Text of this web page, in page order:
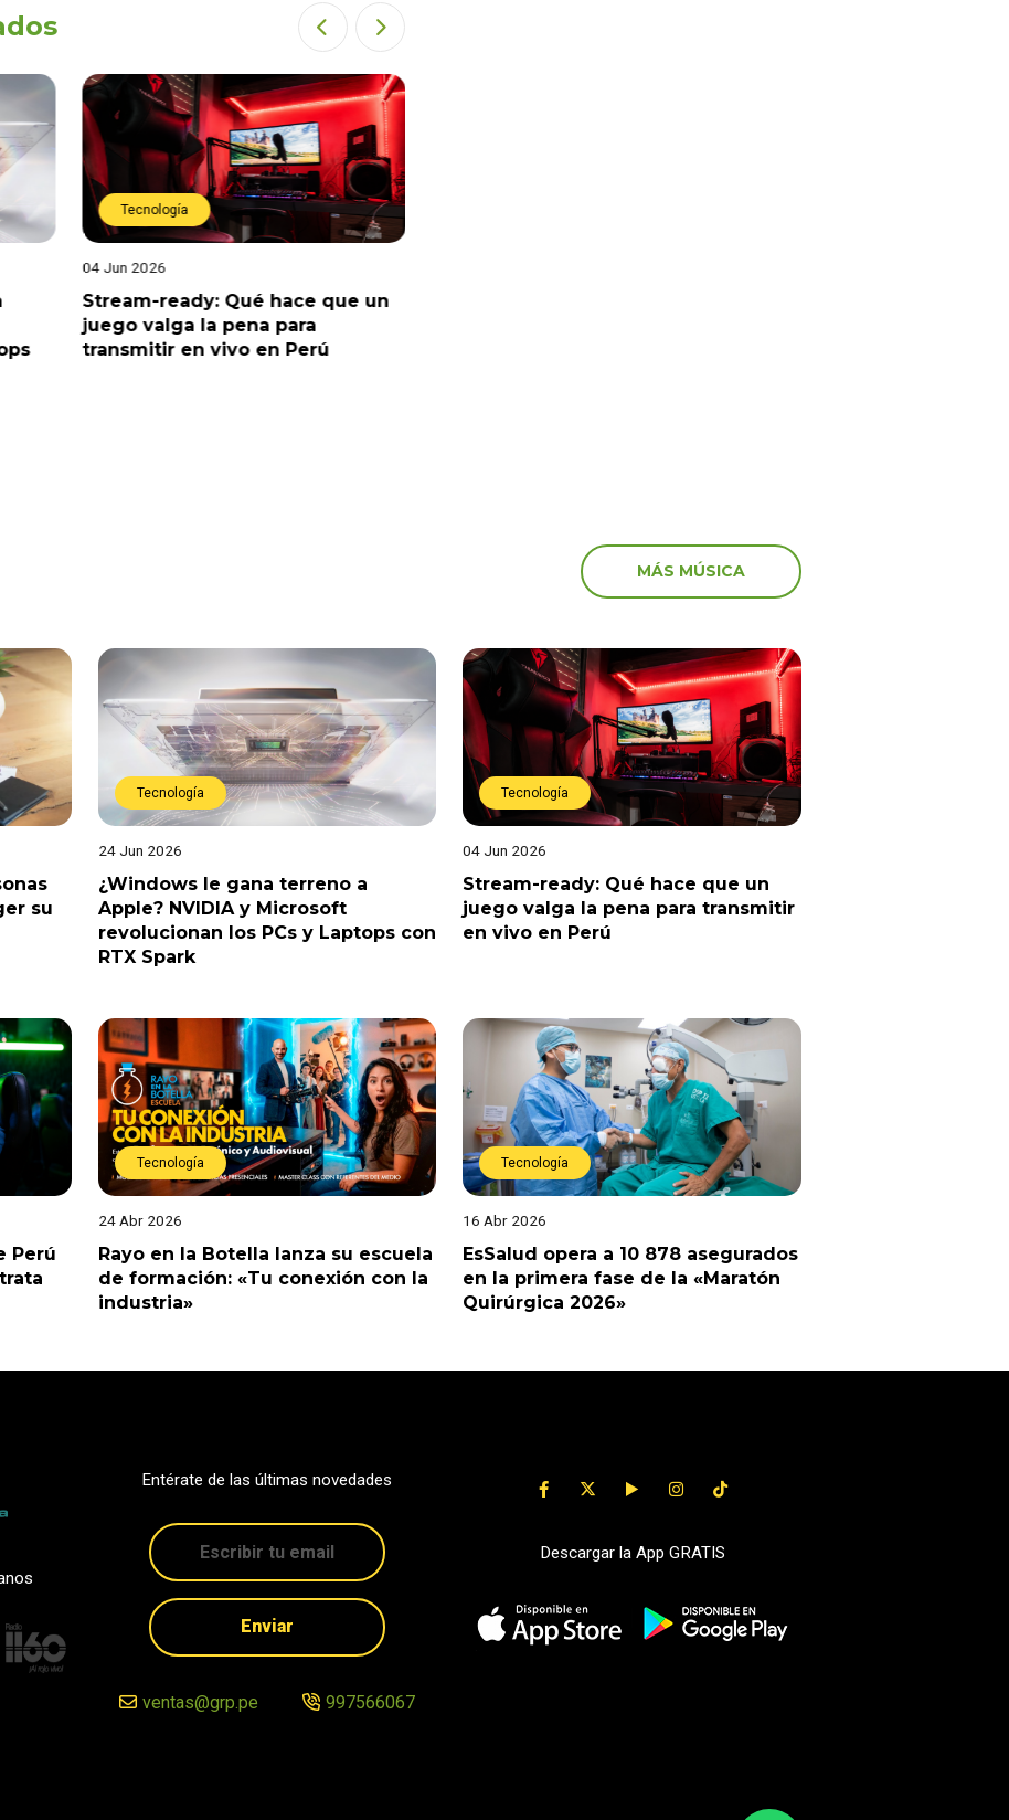
Tecnología
04 Jun 2026
Stream-ready: Qué hace que un
juego valga la pena para
transmitir en vivo en Perú
Tecnología
¿Qué tecnologías hacen que
MÁS MÚSICA
su
Tecnología
24 Jun 2026
¿Windows le gana terreno a
Apple? NVIDIA y Microsoft
revolucionan los PCs y Laptops con
RTX Spark
Tecnología
04 Jun 2026
Stream-ready: Qué hace que un
juego valga la pena para transmitir
en vivo en Perú
Perú
Tecnología
24 Abr 2026
Rayo en la Botella lanza su escuela
de formación: «Tu conexión con la
industria»
Tecnología
16 Abr 2026
EsSalud opera a 10 878 asegurados
en la primera fase de la «Maratón
Quirúrgica 2026»
Entérate de las últimas novedades
Enviar
ventas@grp.pe 997566067
Descargar la App GRATIS